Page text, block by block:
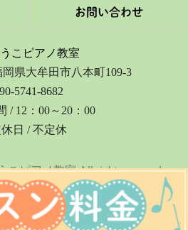
お問い合わせ
こピアノ教室
県大牟田市八本町109-3
5741-8682
/ 12：00～20：00
日 / 不定休
ピアノ教室 All rights reserved.